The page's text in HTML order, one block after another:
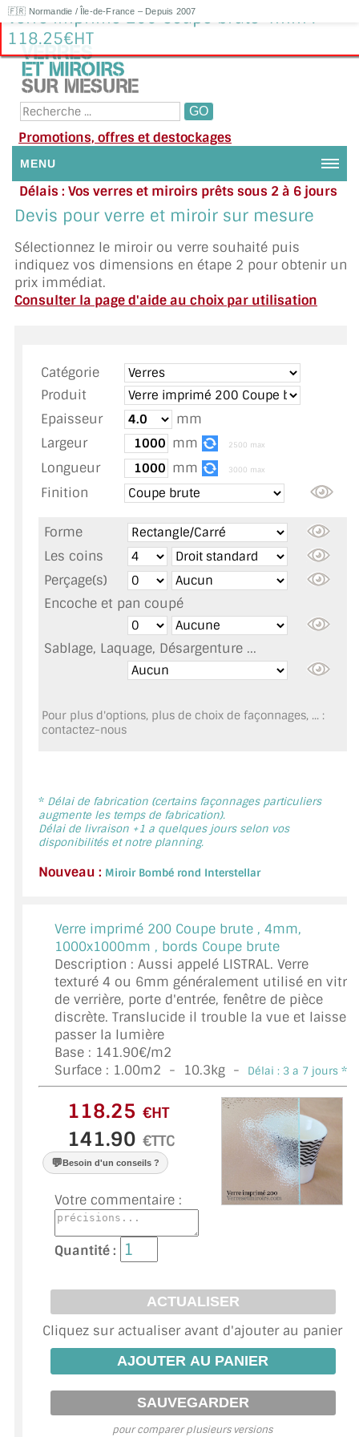
🇫🇷 Normandie / Île-de-France – Depuis 2007
Verre imprimé 200 Coupe brute 4mm :
118.25€HT
Promotions, offres et destockages
MENU
NOUS CONTACTER
DEMANDE DE DEVIS
SUIVI DE DEVIS
TOUS LES TARIFS AU M2
GUIDE : CHOIX PAR UTILISATION
INSPIRATIONS ET NOUVEAUTÉS
AMBIANCE LAITON BROSSÉ
MIROIR SUR MESURE
MIROIR VIEILLI
MIROIR DÉCORATIF DE COULEUR
LOTS DE MIROIRS EN MOZAÏQUE
MIROIR DE SALLE DE BAIN
MIROIR POUR SALLE DE SPORT
MIROIR POUR SALLE DE DANSE
MIROIR ENCADRÉ
VERRE SUR MESURE
VERRE EXTRACLAIR
VERRE TREMPÉ (SÉCURIT)
PAROI DE DOUCHE
VERRE FEUILLETÉ
VERRE ANTI-REFLET
VERRE LAQUÉ/CRÉDENCE
DALLE DE SOL EN VERRE
PORTE EN VERRE
GARDE CORPS EN VERRE
VERRIÈRE TYPE ATELIER
VERRES TEXTURÉS
PLEXIGLAS PMMA
Délais : Vos verres et miroirs prêts sous 2 à 6 jours
en moyenne
Besoin d'aide ?
Appelez ou envoyez un SMS au 06 79 92 33 38
Devis pour verre et miroir sur mesure
Sélectionnez le miroir ou verre souhaité puis
indiquez vos dimensions en étape 2 pour obtenir un
prix immédiat.
Consulter la page d'aide au choix par utilisation
Catégorie
Produit
Epaisseur
mm
Largeur
mm 2500 max
Longueur mm 3000 max
Finition
Forme
Les coins
Perçage(s)
Encoche et pan coupé
Sablage, Laquage, Désargenture ...
Pour plus d'options, plus de choix de façonnages, ... :
contactez-nous
* Délai de fabrication (certains façonnages particuliers
augmente les temps de fabrication).
Délai de livraison +1 a quelques jours selon vos
disponibilités et notre planning.
Nouveau : Miroir Bombé rond Interstellar
Verre imprimé 200 Coupe brute , 4mm,
1000x1000mm , bords Coupe brute
Description : Aussi appelé LISTRAL. Verre
texturé 4 ou 6mm généralement utilisé en vitre
de verrière, porte d'entrée, fenêtre de pièce
discrète. Translucide il trouble la vue et laisse
passer la lumière
Base : 141.90€/m2
Surface : 1.00m2 - 10.3kg - Délai : 3 a 7 jours *
€HT
€TTC
💬Besoin d'un conseils ?
Votre commentaire :
Quantité :
Cliquez sur actualiser avant d'ajouter au panier
pour comparer plusieurs versions